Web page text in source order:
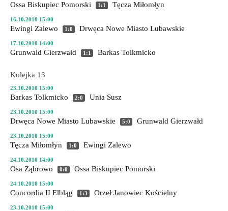
Ossa Biskupiec Pomorski 1:1 Tęcza Miłomłyn
16.10.2010 15:00
Ewingi Zalewo 1:0 Drwęca Nowe Miasto Lubawskie
17.10.2010 14:00
Grunwald Gierzwałd 1:1 Barkas Tolkmicko
Kolejka 13
23.10.2010 15:00
Barkas Tolkmicko 2:0 Unia Susz
23.10.2010 15:00
Drwęca Nowe Miasto Lubawskie 5:0 Grunwald Gierzwałd
23.10.2010 15:00
Tęcza Miłomłyn 1:0 Ewingi Zalewo
24.10.2010 14:00
Osa Ząbrowo 0:0 Ossa Biskupiec Pomorski
24.10.2010 15:00
Concordia II Elbląg 1:3 Orzeł Janowiec Kościelny
23.10.2010 15:00